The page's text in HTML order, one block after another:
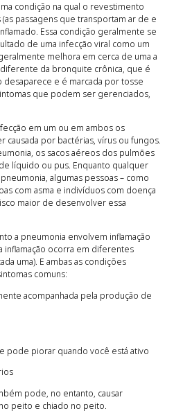
condição na qual o revestimento
passagens que transportam ar de e
Essa condição geralmente se
de uma infecção viral como um
melhora em cerca de uma a
diferente da bronquite crônica, que é
desaparece e é marcada por tosse
que podem ser gerenciados,
em um ou em ambos os
causada por bactérias, vírus ou fungos.
os sacos aéreos dos pulmões
líquido ou pus. Enquanto qualquer
algumas pessoas – como
com asma e indivíduos com doença
maior de desenvolver essa
a pneumonia envolvem inflamação
inflamação ocorra em diferentes
uma). E ambas as condições
comuns:
acompanhada pela produção de
pode piorar quando você está ativo
pode, no entanto, causar
peito e chiado no peito.